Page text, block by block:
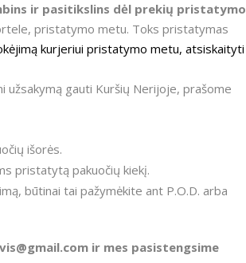
ir pasitikslins dėl prekių pristatymo
pristatymo metu. Toks pristatymas
kurjeriui pristatymo metu, atsiskaityti
gauti Kuršių Nerijoje, prašome
išorės.
pristatytą pakuočių kiekį.
būtinai tai pažymėkite ant P.O.D. arba
ir mes pasistengsime